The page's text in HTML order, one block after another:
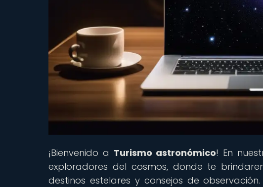
¡Bienvenido a Turismo astronómico! En
exploradores del cosmos, donde te
destinos estelares y consejos de